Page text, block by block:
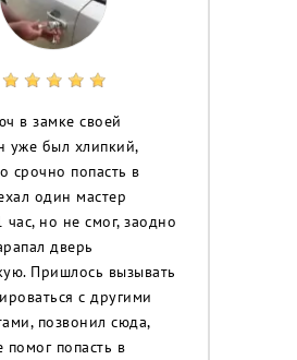
в замке своей
уже был хлипкий,
срочно попасть в
один мастер
час, но не смог, заодно
дверь
Пришлось вызывать
с другими
позвонил сюда,
помог попасть в